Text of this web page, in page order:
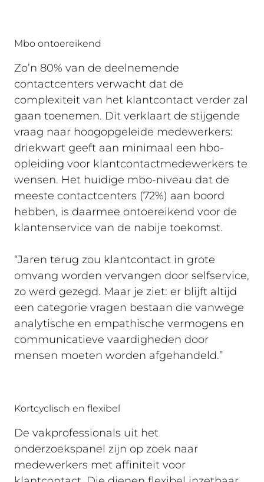
Mbo ontoereikend
Zo’n 80% van de deelnemende
contactcenters verwacht dat de
complexiteit van het klantcontact verder zal
gaan toenemen. Dit verklaart de stijgende
vraag naar hoogopgeleide medewerkers:
driekwart geeft aan minimaal een hbo-
opleiding voor klantcontactmedewerkers te
wensen. Het huidige mbo-niveau dat de
meeste contactcenters (72%) aan boord
hebben, is daarmee ontoereikend voor de
klantenservice van de nabije toekomst.
“Jaren terug zou klantcontact in grote
omvang worden vervangen door selfservice,
zo werd gezegd. Maar je ziet: er blijft altijd
een categorie vragen bestaan die vanwege
analytische en empathische vermogens en
communicatieve vaardigheden door
mensen moeten worden afgehandeld.”
Kortcyclisch en flexibel
De vakprofessionals uit het
onderzoekspanel zijn op zoek naar
medewerkers met affiniteit voor